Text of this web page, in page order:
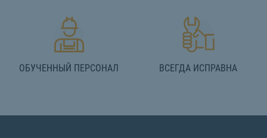
ОБУЧЕННЫЙ ПЕРСОНАЛ ВСЕГДА ИСПРАВНА